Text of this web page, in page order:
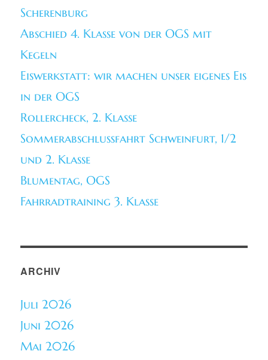
Scherenburg
Abschied 4. Klasse von der OGS mit
Kegeln
Eiswerkstatt: wir machen unser eigenes Eis
in der OGS
Rollercheck, 2. Klasse
Sommerabschlussfahrt Schweinfurt, 1/2
und 2. Klasse
Blumentag, OGS
Fahrradtraining 3. Klasse
ARCHIV
Juli 2026
Juni 2026
Mai 2026